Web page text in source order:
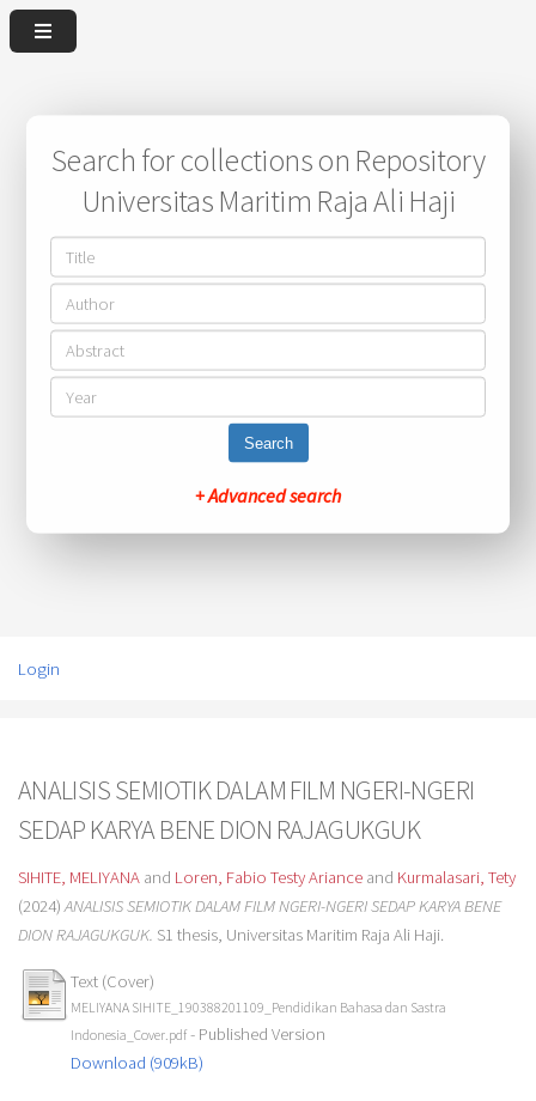
Search for collections on Repository
Universitas Maritim Raja Ali Haji
Search
+ Advanced search
Login
ANALISIS SEMIOTIK DALAM FILM NGERI-NGERI
SEDAP KARYA BENE DION RAJAGUKGUK
SIHITE, MELIYANAand Loren, Fabio Testy Arianceand Kurmalasari, Tety
(2024)ANALISIS SEMIOTIK DALAM FILM NGERI-NGERI SEDAP KARYA BENE
DION RAJAGUKGUK. S1 thesis, Universitas Maritim Raja Ali Haji.
Text (Cover)
MELIYANA SIHITE_190388201109_Pendidikan Bahasa dan Sastra
Indonesia_Cover.pdf- Published Version
Download (909kB)